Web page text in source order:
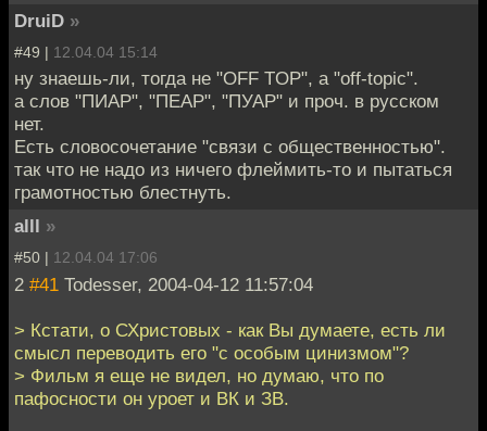
DruiD »
#49 | 12.04.04 15:14
ну знаешь-ли, тогда не "OFF TOP", а "off-topic".
а слов "ПИАР", "ПЕАР", "ПУАР" и проч. в русском
нет.
Есть словосочетание "связи с общественностью".
так что не надо из ничего флеймить-то и пытаться
грамотностью блестнуть.
alll »
#50 | 12.04.04 17:06
2 #41 Todesser, 2004-04-12 11:57:04
> Кстати, о СХристовых - как Вы думаете, есть ли
смысл переводить его "с особым цинизмом"?
> Фильм я еще не видел, но думаю, что по
пафосности он уроет и ВК и ЗВ.